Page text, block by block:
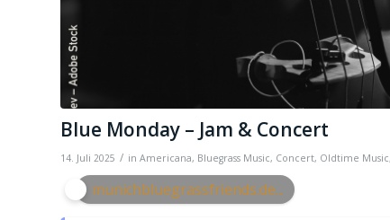
Blue Monday – Jam & Concert
14. Juli 2025 / in Americana, Bluegrass Music, Concert, Oldtime Music
munichbluegrassfriends.de...